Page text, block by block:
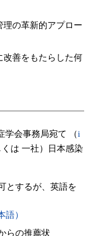
の革新的アプロー
改善をもたらした何
学会事務局宛て （i
は 一社）日本感染
とするが、英語を
語）
らの推薦状